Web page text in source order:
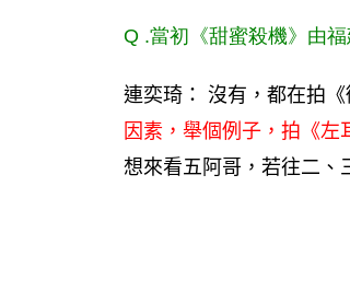
Q .當初《甜蜜殺機》由
連奕琦： 沒有，都在拍
因素，舉個例子，拍《
想來看五阿哥，若往二、